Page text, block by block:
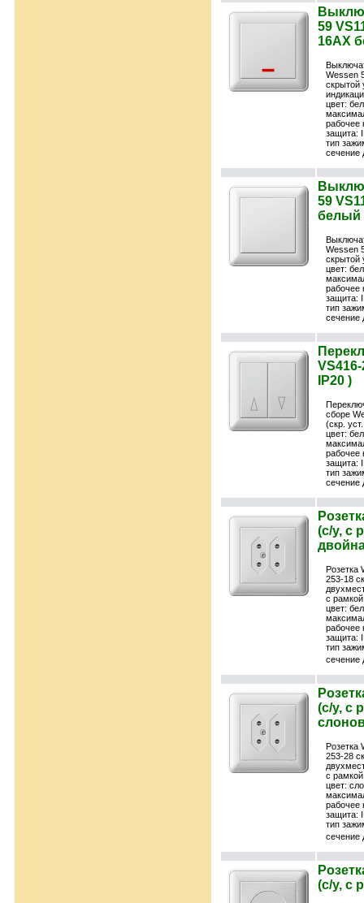
59
16АХ
Wessen
скрытой
цвет:
рабочее
защита:
тип
сечение
59
белый
Wessen
скрытой
цвет:
рабочее
защита:
тип
сечение
IP20 )
сборе
(скр.
цвет:
рабочее
защита:
тип
сечение
(с/у, с
Розетка
253-18
с рамкой
цвет:
рабочее
защита:
тип
сечение
(с/у, с
Розетка
253-28
с рамкой
цвет:
рабочее
защита:
тип
сечение
(с/у, с